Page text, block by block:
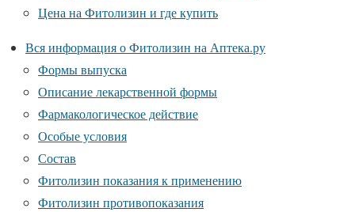
Цена на Фитолизин и где купить
Вся информация о Фитолизин на Аптека.ру
Формы выпуска
Описание лекарственной формы
Фармакологическое действие
Особые условия
Состав
Фитолизин показания к применению
Фитолизин противопоказания